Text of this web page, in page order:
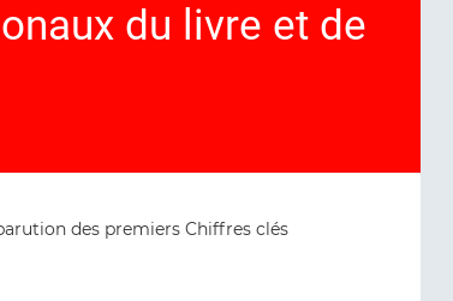
du livre et de
des premiers Chiffres clés